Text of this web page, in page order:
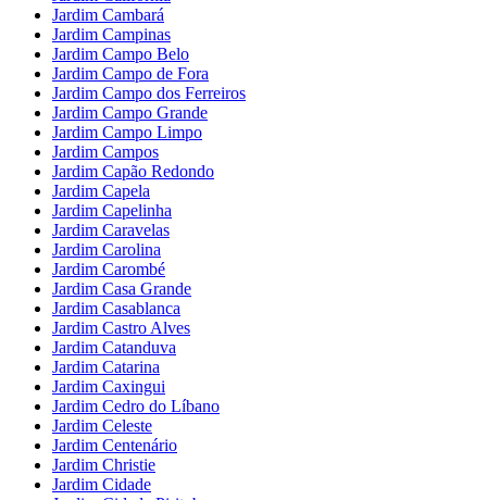
Jardim Cambará
Jardim Campinas
Jardim Campo Belo
Jardim Campo de Fora
Jardim Campo dos Ferreiros
Jardim Campo Grande
Jardim Campo Limpo
Jardim Campos
Jardim Capão Redondo
Jardim Capela
Jardim Capelinha
Jardim Caravelas
Jardim Carolina
Jardim Carombé
Jardim Casa Grande
Jardim Casablanca
Jardim Castro Alves
Jardim Catanduva
Jardim Catarina
Jardim Caxingui
Jardim Cedro do Líbano
Jardim Celeste
Jardim Centenário
Jardim Christie
Jardim Cidade